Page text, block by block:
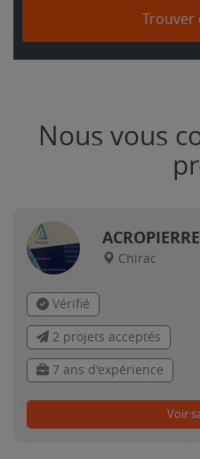
Trouver
Nous vous
ACROPIERRE
Chirac
Vérifié
2 projets acceptés
7 ans d'expérience
Voir